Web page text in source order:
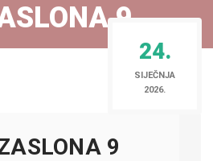
9
24.
SIJEČNJA
2026.
9